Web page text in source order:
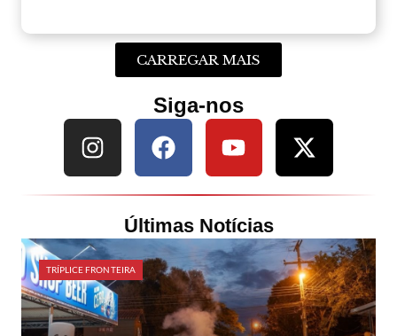
CARREGAR MAIS
Siga-nos
Últimas Notícias
TRÍPLICE FRONTEIRA